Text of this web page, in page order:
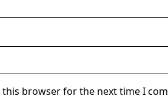
this browser for the next time I